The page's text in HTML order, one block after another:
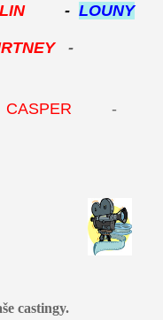
- LOUNY
-
CASPER -